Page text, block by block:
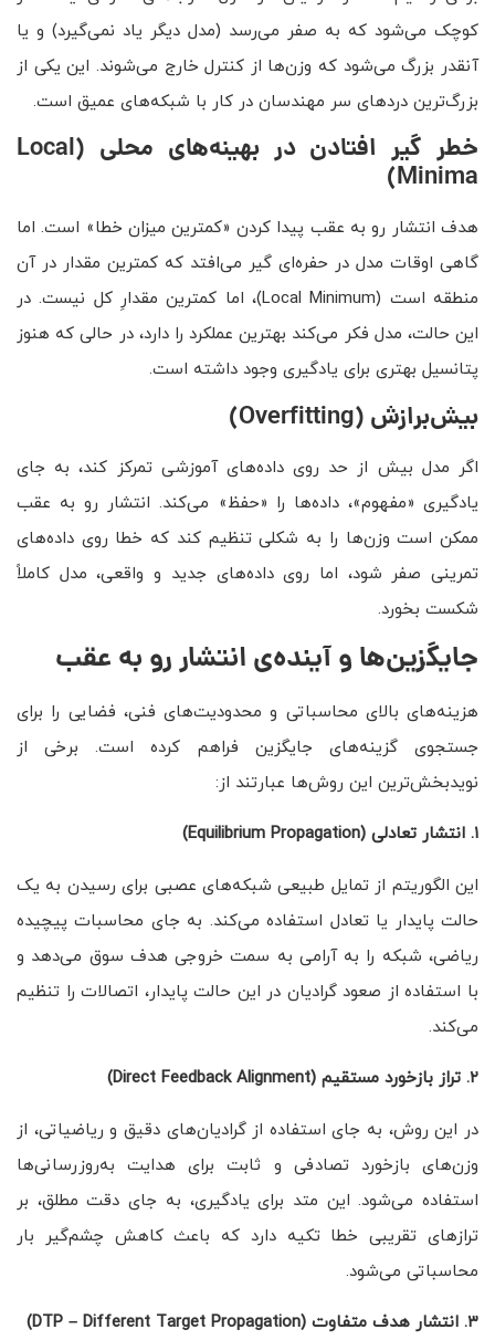
کوچک می‌شود که به صفر می‌رسد (مدل دیگر یاد نمی‌گیرد) و یا
آنقدر بزرگ می‌شود که وزن‌ها از کنترل خارج می‌شوند. این یکی از
بزرگ‌ترین دردهای سر مهندسان در کار با شبکه‌های عمیق است.
خطر گیر افتادن در بهینه‌های محلی (Local
Minima)
هدف انتشار رو به عقب پیدا کردن «کمترین میزان خطا» است. اما
گاهی اوقات مدل در حفره‌ای گیر می‌افتد که کمترین مقدار در آن
منطقه است (Local Minimum)، اما کمترین مقدارِ کل نیست. در
این حالت، مدل فکر می‌کند بهترین عملکرد را دارد، در حالی که هنوز
پتانسیل بهتری برای یادگیری وجود داشته است.
بیش‌برازش (Overfitting)
اگر مدل بیش از حد روی داده‌های آموزشی تمرکز کند، به جای
یادگیری «مفهوم»، داده‌ها را «حفظ» می‌کند. انتشار رو به عقب
ممکن است وزن‌ها را به شکلی تنظیم کند که خطا روی داده‌های
تمرینی صفر شود، اما روی داده‌های جدید و واقعی، مدل کاملاً
شکست بخورد.
جایگزین‌ها و آینده‌ی انتشار رو به عقب
هزینه‌های بالای محاسباتی و محدودیت‌های فنی، فضایی را برای
جستجوی گزینه‌های جایگزین فراهم کرده است. برخی از
نویدبخش‌ترین این روش‌ها عبارتند از:
۱. انتشار تعادلی (Equilibrium Propagation)
این الگوریتم از تمایل طبیعی شبکه‌های عصبی برای رسیدن به یک
حالت پایدار یا تعادل استفاده می‌کند. به جای محاسبات پیچیده
ریاضی، شبکه را به آرامی به سمت خروجی هدف سوق می‌دهد و
با استفاده از صعود گرادیان در این حالت پایدار، اتصالات را تنظیم
می‌کند.
۲. تراز بازخورد مستقیم (Direct Feedback Alignment)
در این روش، به جای استفاده از گرادیان‌های دقیق و ریاضیاتی، از
وزن‌های بازخورد تصادفی و ثابت برای هدایت به‌روزرسانی‌ها
استفاده می‌شود. این متد برای یادگیری، به جای دقت مطلق، بر
ترازهای تقریبی خطا تکیه دارد که باعث کاهش چشم‌گیر بار
محاسباتی می‌شود.
۳. انتشار هدف متفاوت (DTP – Different Target Propagation)